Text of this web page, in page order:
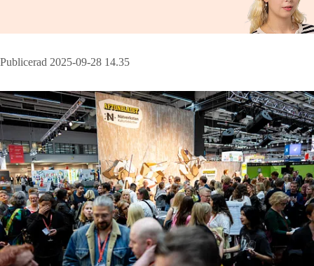
Publicerad 2025-09-28 14.35